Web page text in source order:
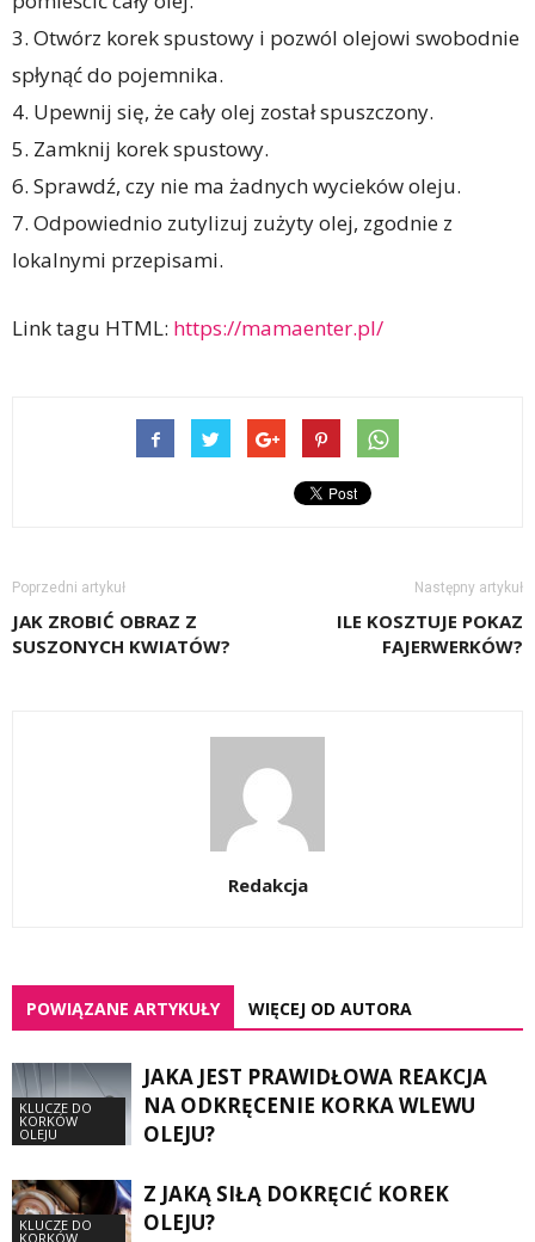
3. Otwórz korek spustowy i pozwól olejowi swobodnie
spłynąć do pojemnika.
4. Upewnij się, że cały olej został spuszczony.
5. Zamknij korek spustowy.
6. Sprawdź, czy nie ma żadnych wycieków oleju.
7. Odpowiednio zutylizuj zużyty olej, zgodnie z
lokalnymi przepisami.
Link tagu HTML: https://mamaenter.pl/
Poprzedni artykuł
JAK ZROBIĆ OBRAZ Z
SUSZONYCH KWIATÓW?
Następny artykuł
ILE KOSZTUJE POKAZ
FAJERWERKÓW?
Redakcja
POWIĄZANE ARTYKUŁY WIĘCEJ OD AUTORA
KLUCZE DO
KORKÓW
OLEJU
JAKA JEST PRAWIDŁOWA REAKCJA
NA ODKRĘCENIE KORKA WLEWU
OLEJU?
KLUCZE DO
KORKÓW
Z JAKĄ SIŁĄ DOKRĘCIĆ KOREK
OLEJU?